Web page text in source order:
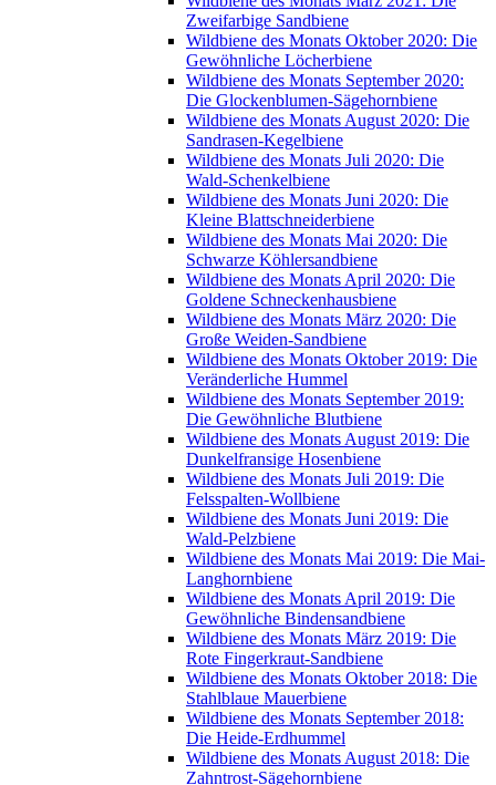
Zweifarbige Sandbiene
Wildbiene des Monats Oktober 2020: Die
Gewöhnliche Löcherbiene
Wildbiene des Monats September 2020:
Die Glockenblumen-Sägehornbiene
Wildbiene des Monats August 2020: Die
Sandrasen-Kegelbiene
Wildbiene des Monats Juli 2020: Die
Wald-Schenkelbiene
Wildbiene des Monats Juni 2020: Die
Kleine Blattschneiderbiene
Wildbiene des Monats Mai 2020: Die
Schwarze Köhlersandbiene
Wildbiene des Monats April 2020: Die
Goldene Schneckenhausbiene
Wildbiene des Monats März 2020: Die
Große Weiden-Sandbiene
Wildbiene des Monats Oktober 2019: Die
Veränderliche Hummel
Wildbiene des Monats September 2019:
Die Gewöhnliche Blutbiene
Wildbiene des Monats August 2019: Die
Dunkelfransige Hosenbiene
Wildbiene des Monats Juli 2019: Die
Felsspalten-Wollbiene
Wildbiene des Monats Juni 2019: Die
Wald-Pelzbiene
Wildbiene des Monats Mai 2019: Die Mai-
Langhornbiene
Wildbiene des Monats April 2019: Die
Gewöhnliche Bindensandbiene
Wildbiene des Monats März 2019: Die
Rote Fingerkraut-Sandbiene
Wildbiene des Monats Oktober 2018: Die
Stahlblaue Mauerbiene
Wildbiene des Monats September 2018:
Die Heide-Erdhummel
Wildbiene des Monats August 2018: Die
Zahntrost-Sägehornbiene